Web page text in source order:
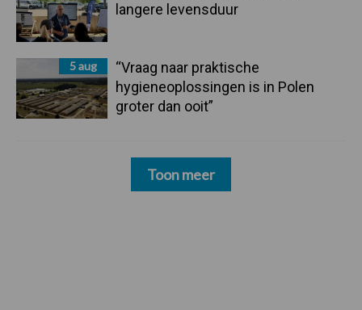
langere levensduur
5 aug
“Vraag naar praktische
hygieneoplossingen is in Polen
groter dan ooit”
Toon meer